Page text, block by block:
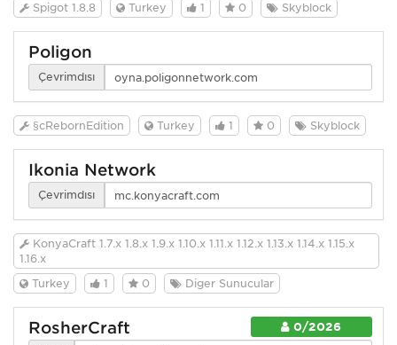
Spigot 1.8.8 Turkey 1 0 Skyblock
Poligon
Çevrimdışı
§cRebornEdition Turkey 1 0 Skyblock
Ikonia Network
Çevrimdışı
KonyaCraft 1.7.x 1.8.x 1.9.x 1.10.x 1.11.x 1.12.x 1.13.x 1.14.x 1.15.x
1.16.x
Turkey
1 0 Diğer Sunucular
0/2026
RosherCraft